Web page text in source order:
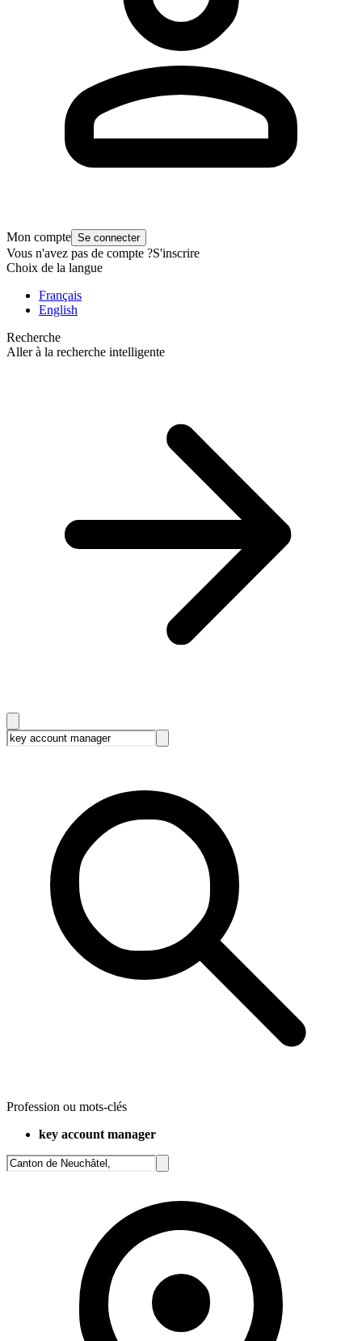
Mon compte Se connecter
Vous n'avez pas de compte ?S'inscrire
Choix de la langue
Français
English
Recherche
Aller à la recherche intelligente
Profession ou mots-clés
key account manager